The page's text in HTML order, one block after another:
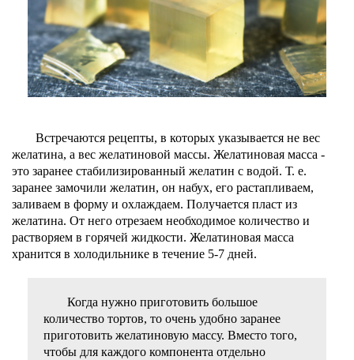
Встречаются рецепты, в которых указывается не вес
желатина, а вес желатиновой массы. Желатиновая масса -
это заранее стабилизированный желатин с водой. Т. е.
заранее замочили желатин, он набух, его растапливаем,
заливаем в форму и охлаждаем. Получается пласт из
желатина. От него отрезаем необходимое количество и
растворяем в горячей жидкости. Желатиновая масса
хранится в холодильнике в течение 5-7 дней.
Когда нужно приготовить большое
количество тортов, то очень удобно заранее
приготовить желатиновую массу. Вместо того,
чтобы для каждого компонента отдельно